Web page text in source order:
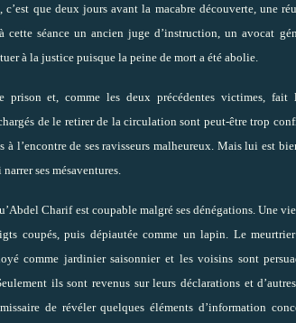
que deux jours avant la macabre découverte, une
séance un ancien juge d’instruction, un avocat
à la justice puisque la peine de mort a été abolie.
et, comme les deux précédentes victimes, fait
de le retirer de la circulation sont peut-être trop
à l’encontre de ses ravisseurs malheureux. Mais lui est
ses mésaventures.
Charif est coupable malgré ses dénégations. Une
coupés, puis dépiautée comme un lapin. Le
comme jardinier saisonnier et les voisins sont
ils sont revenus sur leurs déclarations et
de révéler quelques éléments d’information